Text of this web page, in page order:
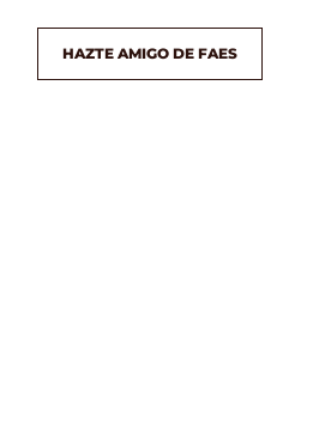
HAZTE AMIGO DE FAES